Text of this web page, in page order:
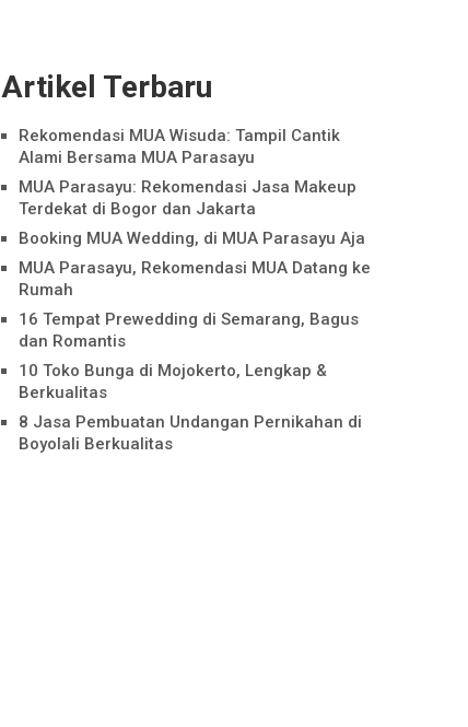
Artikel Terbaru
Rekomendasi MUA Wisuda: Tampil Cantik
Alami Bersama MUA Parasayu
MUA Parasayu: Rekomendasi Jasa Makeup
Terdekat di Bogor dan Jakarta
Booking MUA Wedding, di MUA Parasayu Aja
MUA Parasayu, Rekomendasi MUA Datang ke
Rumah
16 Tempat Prewedding di Semarang, Bagus
dan Romantis
10 Toko Bunga di Mojokerto, Lengkap &
Berkualitas
8 Jasa Pembuatan Undangan Pernikahan di
Boyolali Berkualitas